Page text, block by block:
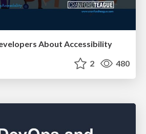
About Accessibility
2 480